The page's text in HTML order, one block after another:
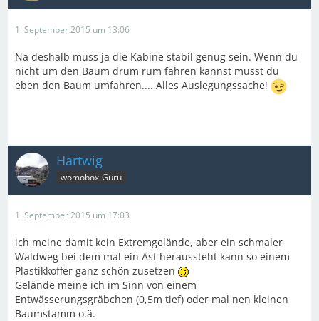
1. September 2015 um 13:06
Na deshalb muss ja die Kabine stabil genug sein. Wenn du
nicht um den Baum drum rum fahren kannst musst du
eben den Baum umfahren.... Alles Auslegungssache!
Hartwig
womobox-Guru
1. September 2015 um 17:03
ich meine damit kein Extremgelände, aber ein schmaler
Waldweg bei dem mal ein Ast heraussteht kann so einem
Plastikkoffer ganz schön zusetzen
Gelände meine ich im Sinn von einem
Entwässerungsgräbchen (0,5m tief) oder mal nen kleinen
Baumstamm o.ä.